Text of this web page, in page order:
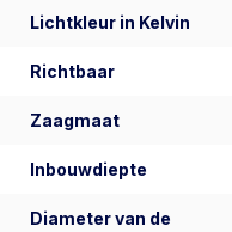
Lichtkleur in Kelvin
Richtbaar
Zaagmaat
Inbouwdiepte
Diameter van de